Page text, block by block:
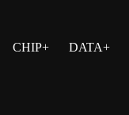
CHIP+ DATA+